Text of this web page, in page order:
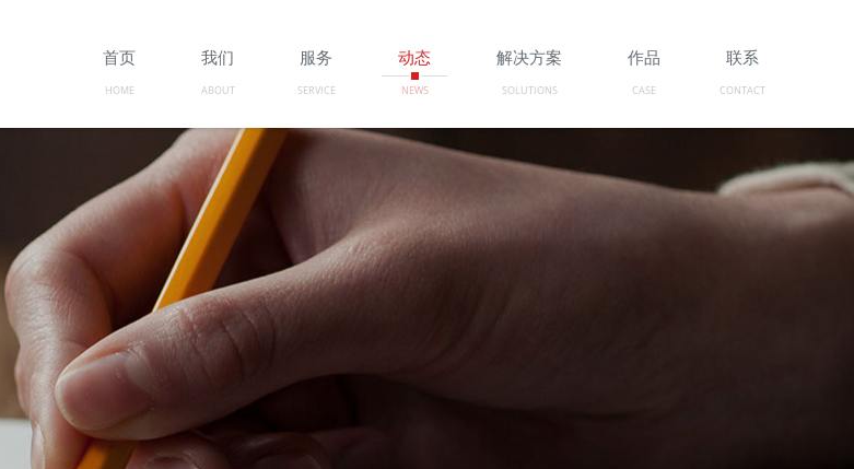
首页
HOME
我们
ABOUT
服务
SERVICE
动态
NEWS
解决方案
SOLUTIONS
作品
CASE
联系
CONTACT